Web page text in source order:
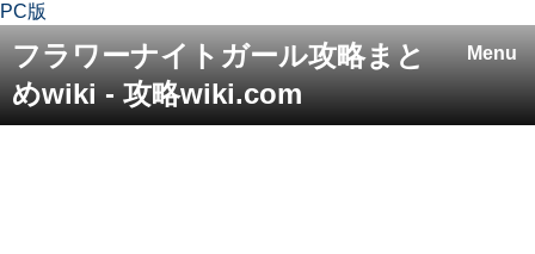
PC版
Menu
フラワーナイトガール攻略まと
めwiki - 攻略wiki.com